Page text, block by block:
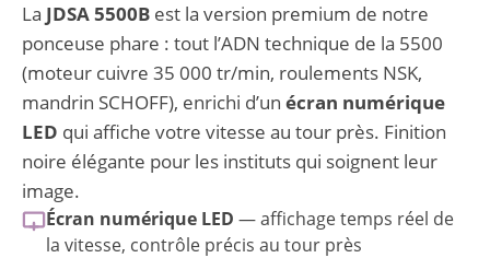
initial
était :
200,00 €.
actuel
est :
192,99 €.
La JDSA 5500B est la version premium de notre
ponceuse phare : tout l’ADN technique de la 5500
(moteur cuivre 35 000 tr/min, roulements NSK,
mandrin SCHOFF), enrichi d’un écran numérique
LED qui affiche votre vitesse au tour près. Finition
noire élégante pour les instituts qui soignent leur
image.
Écran numérique LED — affichage temps réel de
la vitesse, contrôle précis au tour près